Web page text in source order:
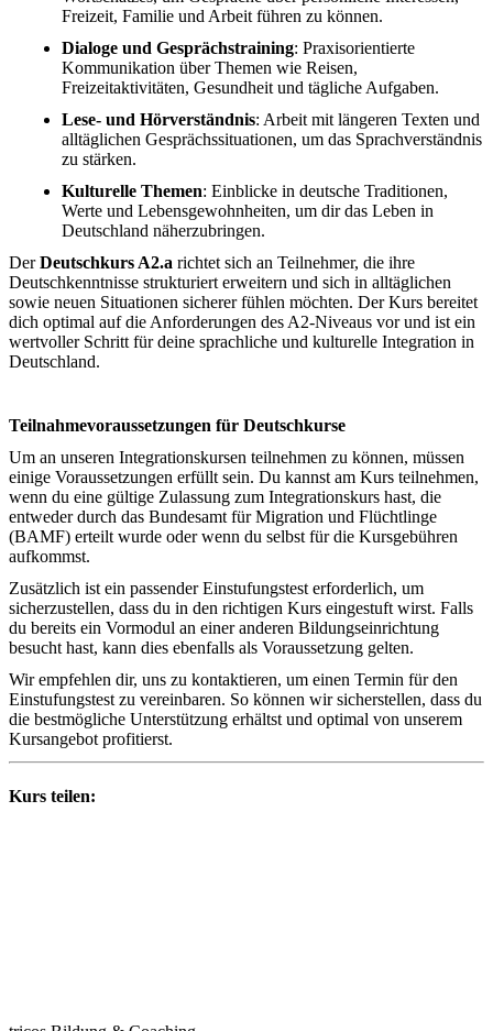
Freizeit, Familie und Arbeit führen zu können.
Dialoge und Gesprächstraining: Praxisorientierte
Kommunikation über Themen wie Reisen,
Freizeitaktivitäten, Gesundheit und tägliche Aufgaben.
Lese- und Hörverständnis: Arbeit mit längeren Texten und
alltäglichen Gesprächssituationen, um das Sprachverständnis
zu stärken.
Kulturelle Themen: Einblicke in deutsche Traditionen,
Werte und Lebensgewohnheiten, um dir das Leben in
Deutschland näherzubringen.
DerDeutschkurs A2.a richtet sich an Teilnehmer, die ihre
Deutschkenntnisse strukturiert erweitern und sich in alltäglichen
sowie neuen Situationen sicherer fühlen möchten. Der Kurs bereitet
dich optimal auf die Anforderungen des A2-Niveaus vor und ist ein
wertvoller Schritt für deine sprachliche und kulturelle Integration in
Deutschland.
Teilnahmevoraussetzungen für Deutschkurse
Um an unseren Integrationskursen teilnehmen zu können, müssen
einige Voraussetzungen erfüllt sein. Du kannst am Kurs teilnehmen,
wenn du eine gültige Zulassung zum Integrationskurs hast, die
entweder durch das Bundesamt für Migration und Flüchtlinge
(BAMF) erteilt wurde oder wenn du selbst für die Kursgebühren
aufkommst.
Zusätzlich ist ein passender Einstufungstest erforderlich, um
sicherzustellen, dass du in den richtigen Kurs eingestuft wirst. Falls
du bereits ein Vormodul an einer anderen Bildungseinrichtung
besucht hast, kann dies ebenfalls als Voraussetzung gelten.
Wir empfehlen dir, uns zu kontaktieren, um einen Termin für den
Einstufungstest zu vereinbaren. So können wir sicherstellen, dass du
die bestmögliche Unterstützung erhältst und optimal von unserem
Kursangebot profitierst.
Kurs teilen: